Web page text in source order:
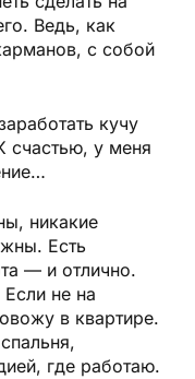
Ведь, как
с собой
кучу
счастью, у меня
никакие
Есть
— и отлично.
не на
в квартире.
где работаю.